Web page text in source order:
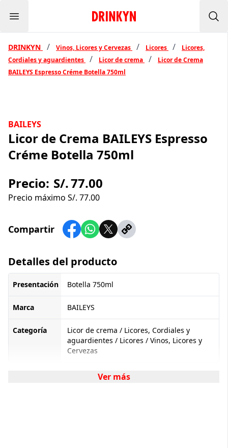
Menu Inicio Drinkyn
DRINKYN / Vinos, Licores y Cervezas / Licores /
Licores,
Cordiales y aguardientes
/ Licor de crema /
Licor de Crema
BAILEYS Espresso Créme Botella 750ml
BAILEYS
Licor de Crema BAILEYS Espresso
Créme Botella 750ml
Precio: S/.77.00
Precio máximo S/. 77.00
Compartir
Detalles del producto
Presentación Botella 750ml
Marca BAILEYS
Categoría
Licor de crema / Licores, Cordiales y
aguardientes / Licores / Vinos, Licores y
Cervezas
Ver más